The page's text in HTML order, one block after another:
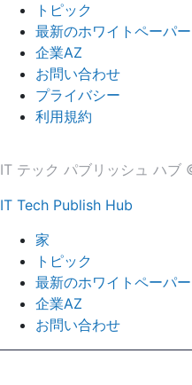
トピック
最新のホワイトペーパー
企業AZ
お問い合わせ
プライバシー
利用規約
IT テック パブリッシュ ハブ
IT Tech Publish Hub
家
トピック
最新のホワイトペーパー
企業AZ
お問い合わせ